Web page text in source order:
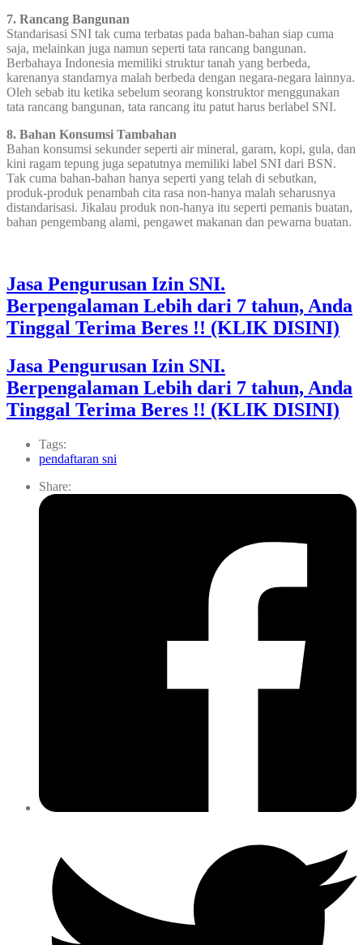
7. Rancang Bangunan
Standarisasi SNI tak cuma terbatas pada bahan-bahan siap cuma
saja, melainkan juga namun seperti tata rancang bangunan.
Berbahaya Indonesia memiliki struktur tanah yang berbeda,
karenanya standarnya malah berbeda dengan negara-negara lainnya.
Oleh sebab itu ketika sebelum seorang konstruktor menggunakan
tata rancang bangunan, tata rancang itu patut harus berlabel SNI.
8. Bahan Konsumsi Tambahan
Bahan konsumsi sekunder seperti air mineral, garam, kopi, gula, dan
kini ragam tepung juga sepatutnya memiliki label SNI dari BSN.
Tak cuma bahan-bahan hanya seperti yang telah di sebutkan,
produk-produk penambah cita rasa non-hanya malah seharusnya
distandarisasi. Jikalau produk non-hanya itu seperti pemanis buatan,
bahan pengembang alami, pengawet makanan dan pewarna buatan.
Jasa Pengurusan Izin SNI.
Berpengalaman Lebih dari 7 tahun, Anda
Tinggal Terima Beres !! (KLIK DISINI)
Jasa Pengurusan Izin SNI.
Berpengalaman Lebih dari 7 tahun, Anda
Tinggal Terima Beres !! (KLIK DISINI)
Tags:
pendaftaran sni
Share: